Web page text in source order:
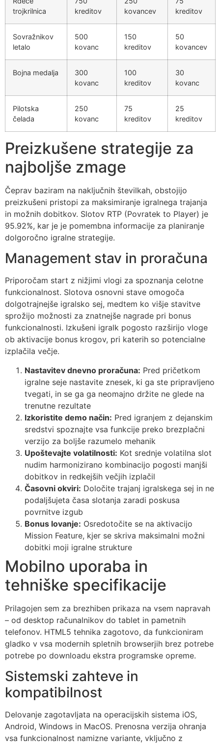
trojkrilnica
kreditov
kovancev
kreditov
Sovražnikov
letalo
500
kovanc
150
kreditov
50
kovancev
Bojna medalja
300
kovanc
100
kreditov
30
kovanc
Pilotska
čelada
250
kovanc
75
kreditov
25
kreditov
Preizkušene strategije za
najboljše zmage
Čeprav baziram na naključnih številkah, obstojijo
preizkušeni pristopi za maksimiranje igralnega trajanja
in možnih dobitkov. Slotov RTP (Povratek to Player) je
95.92%, kar je je pomembna informacije za planiranje
dolgoročno igralne strategije.
Management stav in proračuna
Priporočam start z nižjimi vlogi za spoznanja celotne
funkcionalnost. Slotova osnovni stave omogoča
dolgotrajnejše igralsko sej, medtem ko višje stavitve
sprožijo možnosti za znatnejše nagrade pri bonus
funkcionalnosti. Izkušeni igralk pogosto razširijo vloge
ob aktivacije bonus krogov, pri katerih so potencialne
izplačila večje.
Nastavitev dnevno proračuna: Pred pričetkom
igralne seje nastavite znesek, ki ga ste pripravljeno
tvegati, in se ga ga neomajno držite ne glede na
trenutne rezultate
Izkoristite demo način: Pred igranjem z dejanskim
sredstvi spoznajte vsa funkcije preko brezplačni
verzijo za boljše razumelo mehanik
Upoštevajte volatilnosti: Kot srednje volatilna slot
nudim harmonizirano kombinacijo pogosti manjši
dobitkov in redkejših večjih izplačil
Časovni okviri: Določite trajanj igralskega sej in ne
podaljšujeta časa slotanja zaradi poskusa
povrnitve izgub
Bonus lovanje: Osredotočite se na aktivacijo
Mission Feature, kjer se skriva maksimalni možni
dobitki moji igralne strukture
Mobilno uporaba in
tehniške specifikacije
Prilagojen sem za brezhiben prikaza na vsem napravah
– od desktop računalnikov do tablet in pametnih
telefonov. HTML5 tehnika zagotovo, da funkcioniram
gladko v vsa modernih spletnih browserjih brez potrebe
potrebe po downloadu ekstra programske opreme.
Sistemski zahteve in
kompatibilnost
Delovanje zagotavljata na operacijskih sistema iOS,
Android, Windows in MacOS. Prenosna verzija ohranja
vsa funkcionalnost namizne variante, vključno z